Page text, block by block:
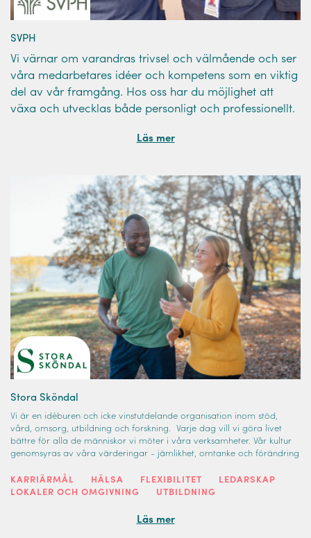
SVPH
Vi värnar om varandras trivsel och välmående och ser
våra medarbetares idéer och kompetens som en viktig
del av vår framgång. Hos oss har du möjlighet att
växa och utvecklas både personligt och professionellt.
Läs mer
Stora Sköndal
Vi är en idéburen och icke vinstutdelande organisation inom stöd,
vård, omsorg, utbildning och forskning. Varje dag vill vi göra livet
bättre för alla de människor vi möter i våra verksamheter. Vår kultur
genomsyras av våra värderingar - jämlikhet, omtanke och förändring
KARRIÄRMÅL HÄLSA FLEXIBILITET
LEDARSKAP
LOKALER OCH OMGIVNING
UTBILDNING
Läs mer